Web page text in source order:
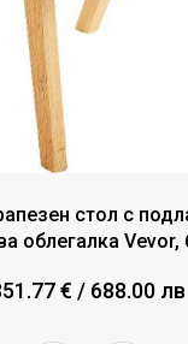
стол с
облегалка
€ / 688.00 лв